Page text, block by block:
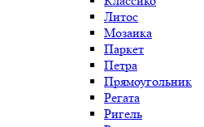
Литос
Мозаика
Паркет
Петра
Прямоугольник
Регата
Ригель